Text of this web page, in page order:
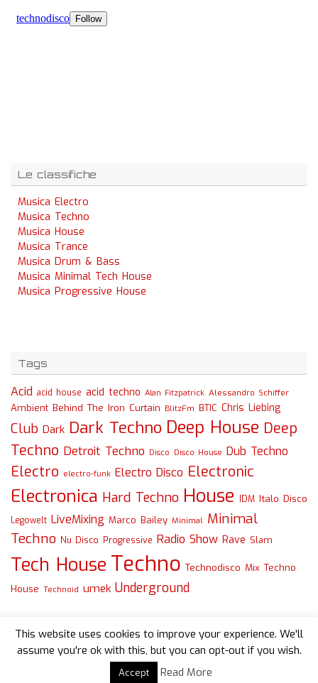
Le classifiche
Musica Electro
Musica Techno
Musica House
Musica Trance
Musica Drum & Bass
Musica Minimal Tech House
Musica Progressive House
Tags
Acid acid house acid techno Alan Fitzpatrick Alessandro Schiffer
Ambient Behind The Iron Curtain BlitzFm BTIC Chris Liebing
Club Dark Dark Techno Deep House Deep
Techno Detroit Techno Disco Disco House Dub Techno
Electro electro-funk Electro Disco Electronic
Electronica Hard Techno House IDM Italo Disco
Legowelt LiveMixing Marco Bailey Minimal Minimal
Techno Nu Disco Progressive Radio Show Rave Slam
Tech House Techno Technodisco Mix Techno
House Technoid umek Underground
Powered byTempera
This website uses cookies to improve your experience. We'll
assume you're ok with this, but you can opt-out if you wish.
Accept Read More